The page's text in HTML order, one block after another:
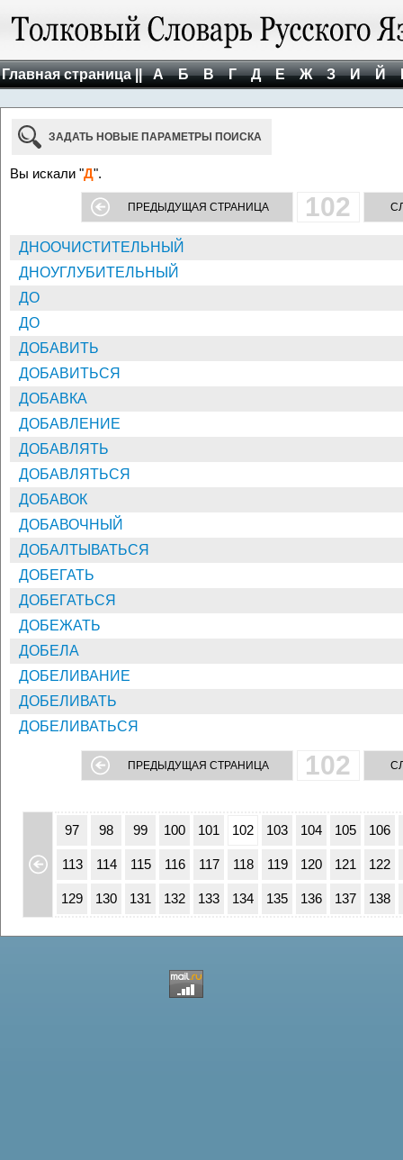
Главная страница || А Б В Г Д Е Ж З И Й
ЗАДАТЬ НОВЫЕ ПАРАМЕТРЫ ПОИСКА
Вы искали "Д".
ПРЕДЫДУЩАЯ СТРАНИЦА 102
ДНООЧИСТИТЕЛЬНЫЙ
ДНОУГЛУБИТЕЛЬНЫЙ
ДО
ДО
ДОБАВИТЬ
ДОБАВИТЬСЯ
ДОБАВКА
ДОБАВЛЕНИЕ
ДОБАВЛЯТЬ
ДОБАВЛЯТЬСЯ
ДОБАВОК
ДОБАВОЧНЫЙ
ДОБАЛТЫВАТЬСЯ
ДОБЕГАТЬ
ДОБЕГАТЬСЯ
ДОБЕЖАТЬ
ДОБЕЛА
ДОБЕЛИВАНИЕ
ДОБЕЛИВАТЬ
ДОБЕЛИВАТЬСЯ
ПРЕДЫДУЩАЯ СТРАНИЦА 102
80
97 98 99 100 101 102 103 104 105 106
113 114 115 116 117 118 119 120 121 122
129 130 131 132 133 134 135 136 137 138